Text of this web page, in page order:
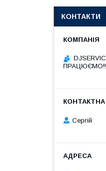
КОНТАКТИ
ПРАЦЮЄМО!!!
Сергій